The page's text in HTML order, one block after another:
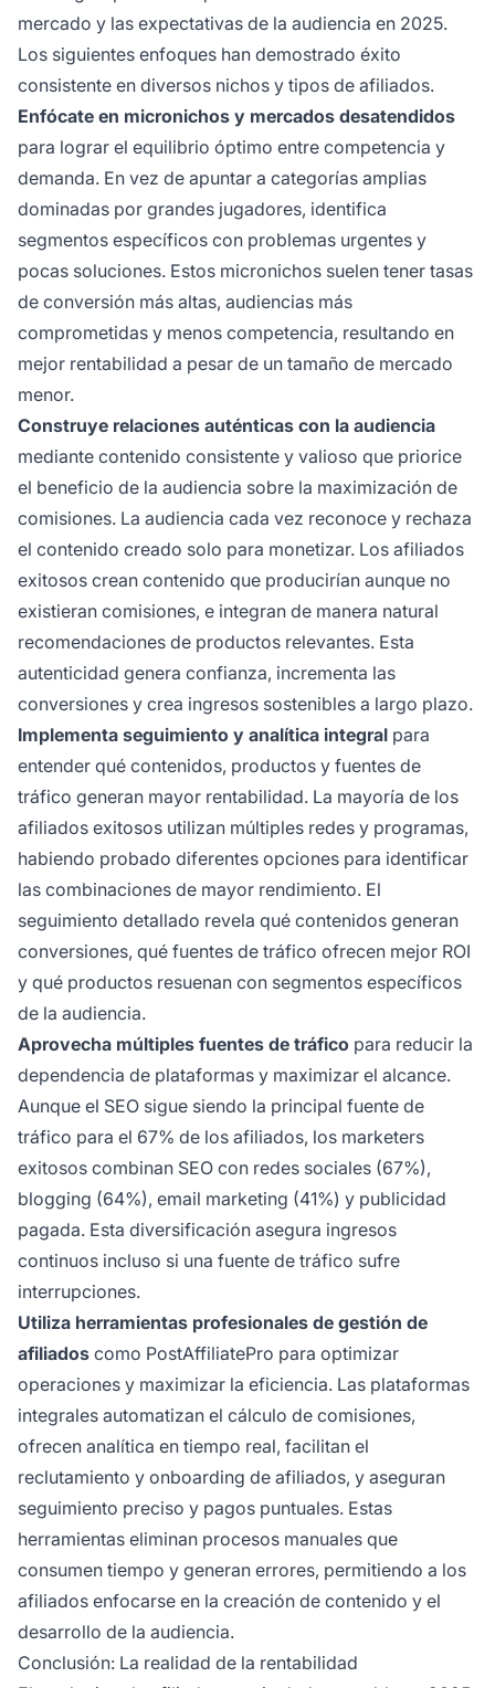
mercado y las expectativas de la audiencia en 2025.
Los siguientes enfoques han demostrado éxito
consistente en diversos nichos y tipos de afiliados.
Enfócate en micronichos y mercados desatendidos
para lograr el equilibrio óptimo entre competencia y
demanda. En vez de apuntar a categorías amplias
dominadas por grandes jugadores, identifica
segmentos específicos con problemas urgentes y
pocas soluciones. Estos micronichos suelen tener tasas
de conversión más altas, audiencias más
comprometidas y menos competencia, resultando en
mejor rentabilidad a pesar de un tamaño de mercado
menor.
Construye relaciones auténticas con la audiencia
mediante contenido consistente y valioso que priorice
el beneficio de la audiencia sobre la maximización de
comisiones. La audiencia cada vez reconoce y rechaza
el contenido creado solo para monetizar. Los afiliados
exitosos crean contenido que producirían aunque no
existieran comisiones, e integran de manera natural
recomendaciones de productos relevantes. Esta
autenticidad genera confianza, incrementa las
conversiones y crea ingresos sostenibles a largo plazo.
Implementa seguimiento y analítica integral para
entender qué contenidos, productos y fuentes de
tráfico generan mayor rentabilidad. La mayoría de los
afiliados exitosos utilizan múltiples redes y programas,
habiendo probado diferentes opciones para identificar
las combinaciones de mayor rendimiento. El
seguimiento detallado revela qué contenidos generan
conversiones, qué fuentes de tráfico ofrecen mejor ROI
y qué productos resuenan con segmentos específicos
de la audiencia.
Aprovecha múltiples fuentes de tráfico para reducir la
dependencia de plataformas y maximizar el alcance.
Aunque el SEO sigue siendo la principal fuente de
tráfico para el 67% de los afiliados, los marketers
exitosos combinan SEO con redes sociales (67%),
blogging (64%), email marketing (41%) y publicidad
pagada. Esta diversificación asegura ingresos
continuos incluso si una fuente de tráfico sufre
interrupciones.
Utiliza herramientas profesionales de gestión de
afiliados como PostAffiliatePro para optimizar
operaciones y maximizar la eficiencia. Las plataformas
integrales automatizan el cálculo de comisiones,
ofrecen analítica en tiempo real, facilitan el
reclutamiento y onboarding de afiliados, y aseguran
seguimiento preciso y pagos puntuales. Estas
herramientas eliminan procesos manuales que
consumen tiempo y generan errores, permitiendo a los
afiliados enfocarse en la creación de contenido y el
desarrollo de la audiencia.
Conclusión: La realidad de la rentabilidad